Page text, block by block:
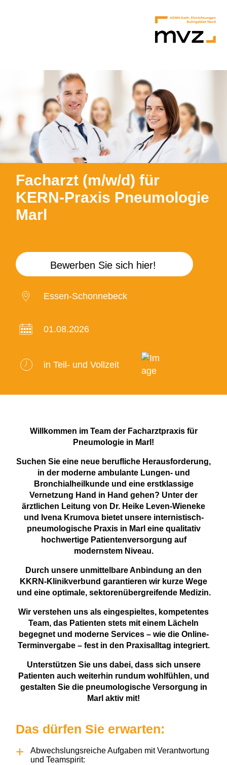
Facharzt (m/w/d) für
KERN-Praxis Pneumologie
Marl
Bewerben Sie sich hier!
Essen-Schonnebeck
01.08.2026
in Teil- und Vollzeit
Willkommen im Team der Facharztpraxis für
Pneumologie in Marl!
Suchen Sie eine neue berufliche Herausforderung,
in der moderne ambulante Lungen- und
Bronchialheilkunde und eine erstklassige
Vernetzung Hand in Hand gehen? Unter der
ärztlichen Leitung von Dr. Heike Leven-Wieneke
und Ivena Krumova bietet unsere internistisch-
pneumologische Praxis in Marl eine qualitativ
hochwertige Patientenversorgung auf
modernstem Niveau.
Durch unsere unmittelbare Anbindung an den
KKRN-Klinikverbund garantieren wir kurze Wege
und eine optimale, sektorenübergreifende Medizin.
Wir verstehen uns als eingespieltes, kompetentes
Team, das Patienten stets mit einem Lächeln
begegnet und moderne Services – wie die Online-
Terminvergabe – fest in den Praxisalltag integriert.
Unterstützen Sie uns dabei, dass sich unsere
Patienten auch weiterhin rundum wohlfühlen, und
gestalten Sie die pneumologische Versorgung in
Marl aktiv mit!
Das dürfen Sie erwarten:
Abwechslungsreiche Aufgaben mit Verantwortung
und Teamspirit: